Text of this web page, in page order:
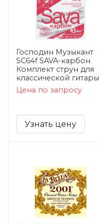
Господин Музыкант
SC64f SAVA-карбон
Комплект струн для
классической гитары
Цена по запросу
Узнать цену